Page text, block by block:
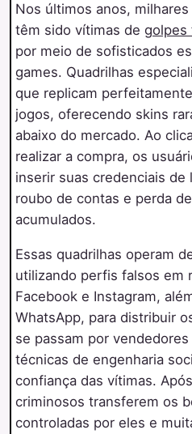
Nos últimos anos,
têm sido vítimas de golpes
por meio de sofisticados
games. Quadrilhas
que replicam
jogos, oferecendo skins
abaixo do mercado. Ao
realizar a compra, os
inserir suas credenciais
roubo de contas e perda
acumulados.
Essas quadrilhas operam
utilizando perfis falsos em
Facebook e Instagram,
WhatsApp, para distribuir
se passam por
técnicas de engenharia
confiança das vítimas.
criminosos transferem os
controladas por eles e